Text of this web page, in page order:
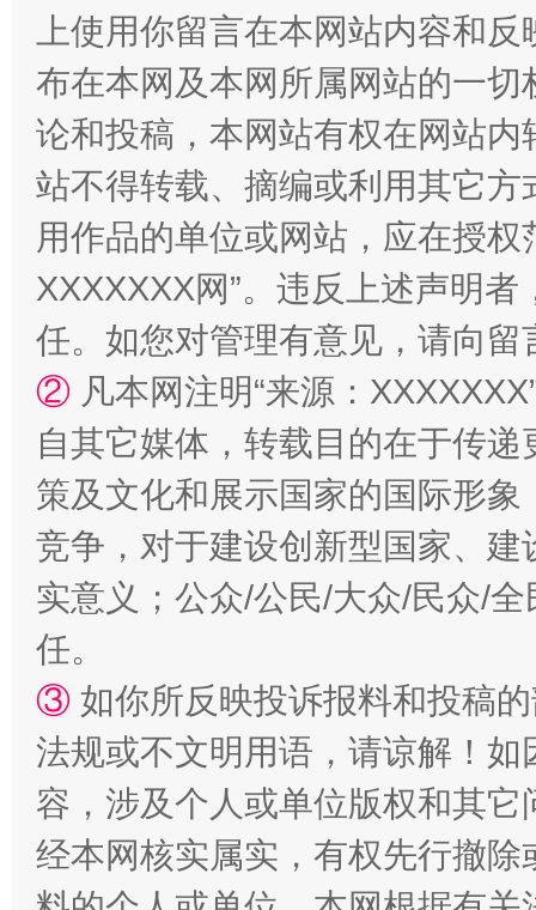
国家大学科技园优化重塑工作
扯下公款旅游的“隐身衣” 如何以
“蜀中异人”王建安的艺术幻境
上使用你留言在本网站内容和
布在本网及本网所属网站的一
论和投稿，本网站有权在网站
站不得转载、摘编或利用其它
用作品的单位或网站，应在授
XXXXXXX网”。违反上述声明
任。如您对管理有意见，请向
② 凡本网注明“来源：
自其它媒体，转载目的在于传
策及文化和展示国家的国际形
竞争，对于建设创新型国家、
实意义；公众/公民/大众/民众/
任。
③ 如你所反映投诉报料和投稿
法规或不文明用语，请谅解！
容，涉及个人或单位版权和其它
经本网核实属实，有权先行撤